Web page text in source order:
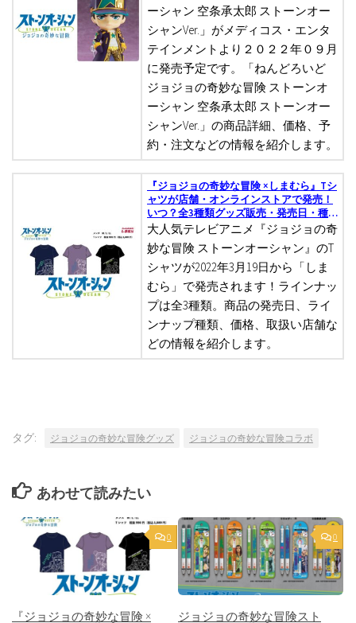
ーシャン 空条承太郎 ストーンオー
シャンVer.」がメディコス・エンタ
テインメントより２０２２年０９月
に発売予定です。「ねんどろいど
ジョジョの奇妙な冒険 ストーンオ
ーシャン 空条承太郎 ストーンオー
シャンVer.」の商品詳細、価格、予
約・注文などの情報を紹介します。
『ジョジョの奇妙な冒険 ×しまむら』Tシ
ャツが店舗・オンラインストアで発売！
いつ？全3種類グッズ販売・発売日・種
類など
大人気テレビアニメ『ジョジョの奇
妙な冒険 ストーンオーシャン』のT
シャツが2022年3月19日から「しま
むら」で発売されます！ラインナッ
プは全3種類。商品の発売日、ライ
ンナップ種類、価格、取扱い店舗な
どの情報を紹介します。
タグ: ジョジョの奇妙な冒険グッズ ジョジョの奇妙な冒険コラボ
あわせて読みたい
0
『ジョジョの奇妙な冒険 ×
0
ジョジョの奇妙な冒険スト